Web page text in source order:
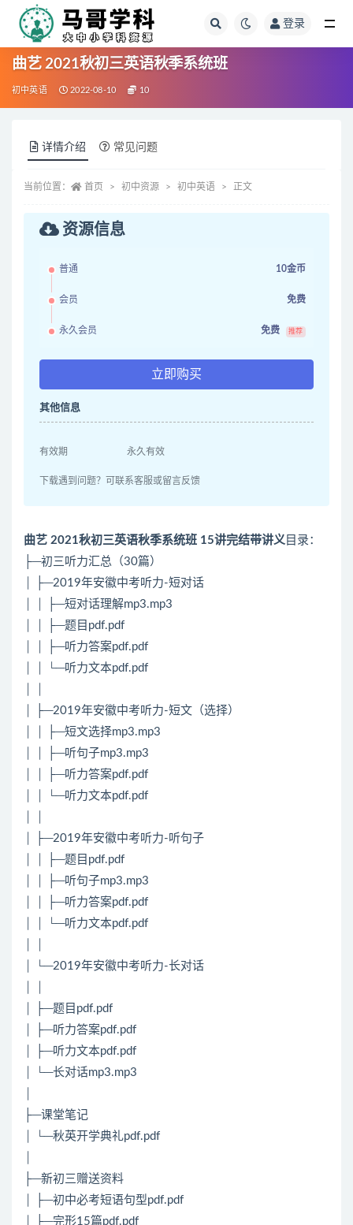
登录
曲艺 2021秋初三英语秋季系统班
初中英语 2022-08-10 10
详情介绍 常见问题
当前位置： 首页 初中资源 初中英语 正文
资源信息
普通 10金币
会员 免费
永久会员 免费 推荐
立即购买
其他信息
有效期 永久有效
下载遇到问题？可联系客服或留言反馈
曲艺 2021秋初三英语秋季系统班 15讲完结带讲义 目录：
├─初三听力汇总（30篇）
│ ├─2019年安徽中考听力-短对话
│ │ ├─短对话理解mp3.mp3
│ │ ├─题目pdf.pdf
│ │ ├─听力答案pdf.pdf
│ │ └─听力文本pdf.pdf
│ ├─2019年安徽中考听力-短文（选择）
│ │ ├─短文选择mp3.mp3
│ │ ├─听句子mp3.mp3
│ │ ├─听力答案pdf.pdf
│ │ └─听力文本pdf.pdf
│ ├─2019年安徽中考听力-听句子
│ │ ├─题目pdf.pdf
│ │ ├─听句子mp3.mp3
│ │ ├─听力答案pdf.pdf
│ │ └─听力文本pdf.pdf
│ └─2019年安徽中考听力-长对话
│ ├─题目pdf.pdf
│ ├─听力答案pdf.pdf
│ ├─听力文本pdf.pdf
│ └─长对话mp3.mp3
├─课堂笔记
│ └─秋英开学典礼pdf.pdf
├─新初三赠送资料
│ ├─初中必考短语句型pdf.pdf
│ ├─完形15篇pdf.pdf
全部